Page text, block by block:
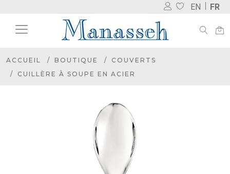
EN FR
ACCUEIL BOUTIQUE
COUVERTS
CUILLÈRE À SOUPE EN ACIER